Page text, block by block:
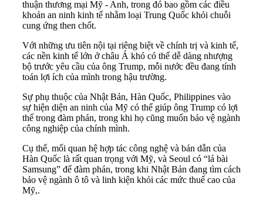
thuận thương mại Mỹ - Anh, trong đó bao gồm các điều
khoản an ninh kinh tế nhằm loại Trung Quốc khỏi chuỗi
cung ứng then chốt.
Với những ưu tiên nội tại riêng biệt về chính trị và kinh tế,
các nền kinh tế lớn ở châu Á khó có thể dễ dàng nhượng
bộ trước yêu cầu của ông Trump, mỗi nước đều đang tính
toán lợi ích của mình trong hậu trường.
Sự phụ thuộc của Nhật Bản, Hàn Quốc, Philippines vào
sự hiện diện an ninh của Mỹ có thể giúp ông Trump có lợi
thế trong đàm phán, trong khi họ cũng muốn bảo vệ ngành
công nghiệp của chính mình.
Cụ thể, mối quan hệ hợp tác công nghệ và bán dẫn của
Hàn Quốc là rất quan trọng với Mỹ, và Seoul có “lá bài
Samsung” để đàm phán, trong khi Nhật Bản đang tìm cách
bảo vệ ngành ô tô và linh kiện khỏi các mức thuế cao của
Mỹ,.